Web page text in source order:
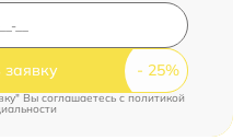
заявку
Вы соглашаетесь cполитикой